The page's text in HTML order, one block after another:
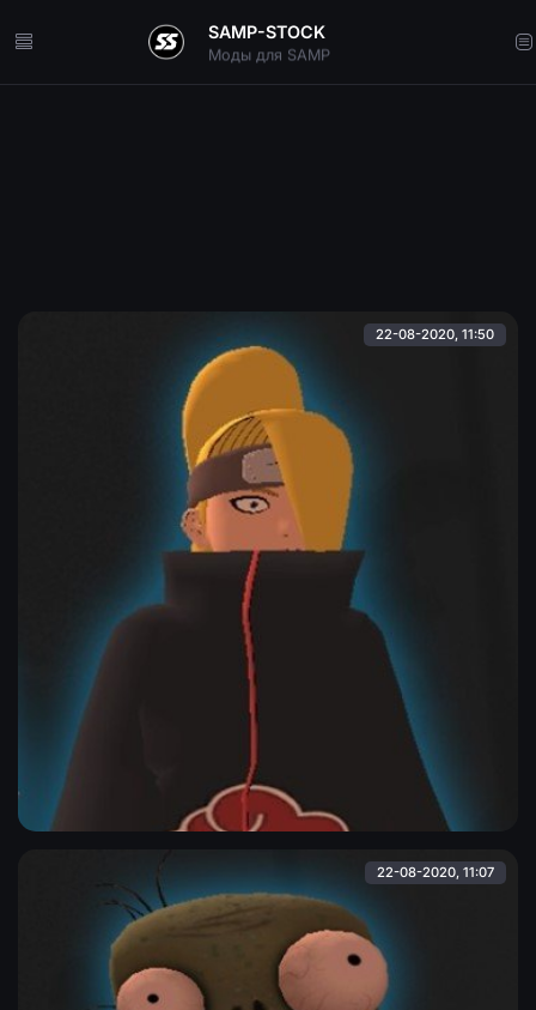
SAMP-STOCK
Скрипты для SAMP
22-08-2020, 11:50
Дейдара в плаще Akatsuki
Cкин Дейдары из "Наруто" в плаще Акацуки". Модель в MQ-
качестве.
22-08-2020, 11:07